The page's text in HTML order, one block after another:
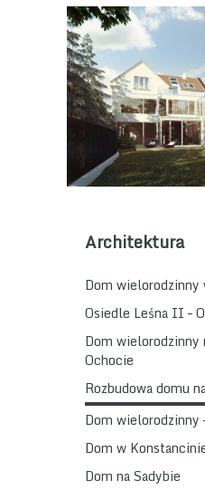
Architektura
Dom wielorodzinny
Osiedle Leśna II –
Dom wielorodzinny
Ochocie
Rozbudowa domu
Dom wielorodzinny
Dom w
Dom na Sadybie